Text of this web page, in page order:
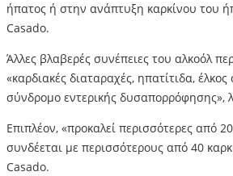
ήπατος ή στην ανάπτυξη καρκίνου του
Casado.
Άλλες βλαβερές συνέπειες του αλκοόλ
«καρδιακές διαταραχές, ηπατίτιδα,
σύνδρομο εντερικής δυσαπορρόφησης»,
Επιπλέον, «προκαλεί περισσότερες από
συνδέεται με περισσότερους από 40
Casado.